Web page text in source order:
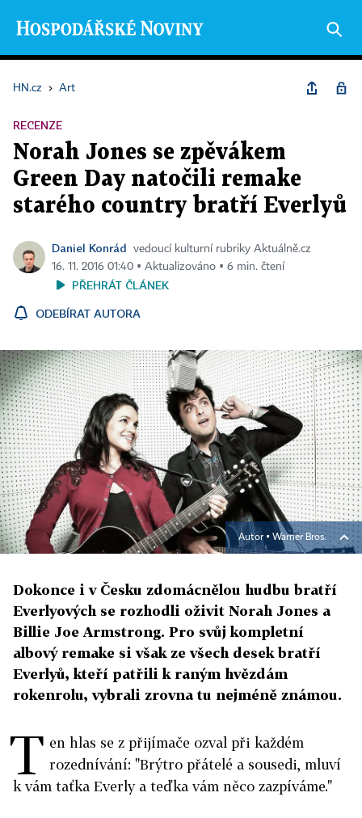
HN.cz › Art
RECENZE
Norah Jones se zpěvákem
Green Day natočili remake
starého country bratří Everlyů
Daniel Konrád
vedoucí kulturní rubriky Aktuálně.cz
16. 11. 2016 01:40 ▪ Aktualizováno ▪ 6 min. čtení
PŘEHRÁT ČLÁNEK
ODEBÍRAT AUTORA
Autor ▪ Warner Bros.
Dokonce i v Česku zdomácnělou hudbu bratří
Everlyových se rozhodli oživit Norah Jones a
Billie Joe Armstrong. Pro svůj kompletní
albový remake si však ze všech desek bratří
Everlyů, kteří patřili k raným hvězdám
rokenrolu, vybrali zrovna tu nejméně známou.
T en hlas se z přijímače ozval při každém
rozednívání: "Brýtro přátelé a sousedi, mluví
k vám taťka Everly a teďka vám něco zazpíváme."